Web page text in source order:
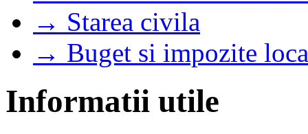
→ Starea civila
→ Buget si impozite
Informatii utile